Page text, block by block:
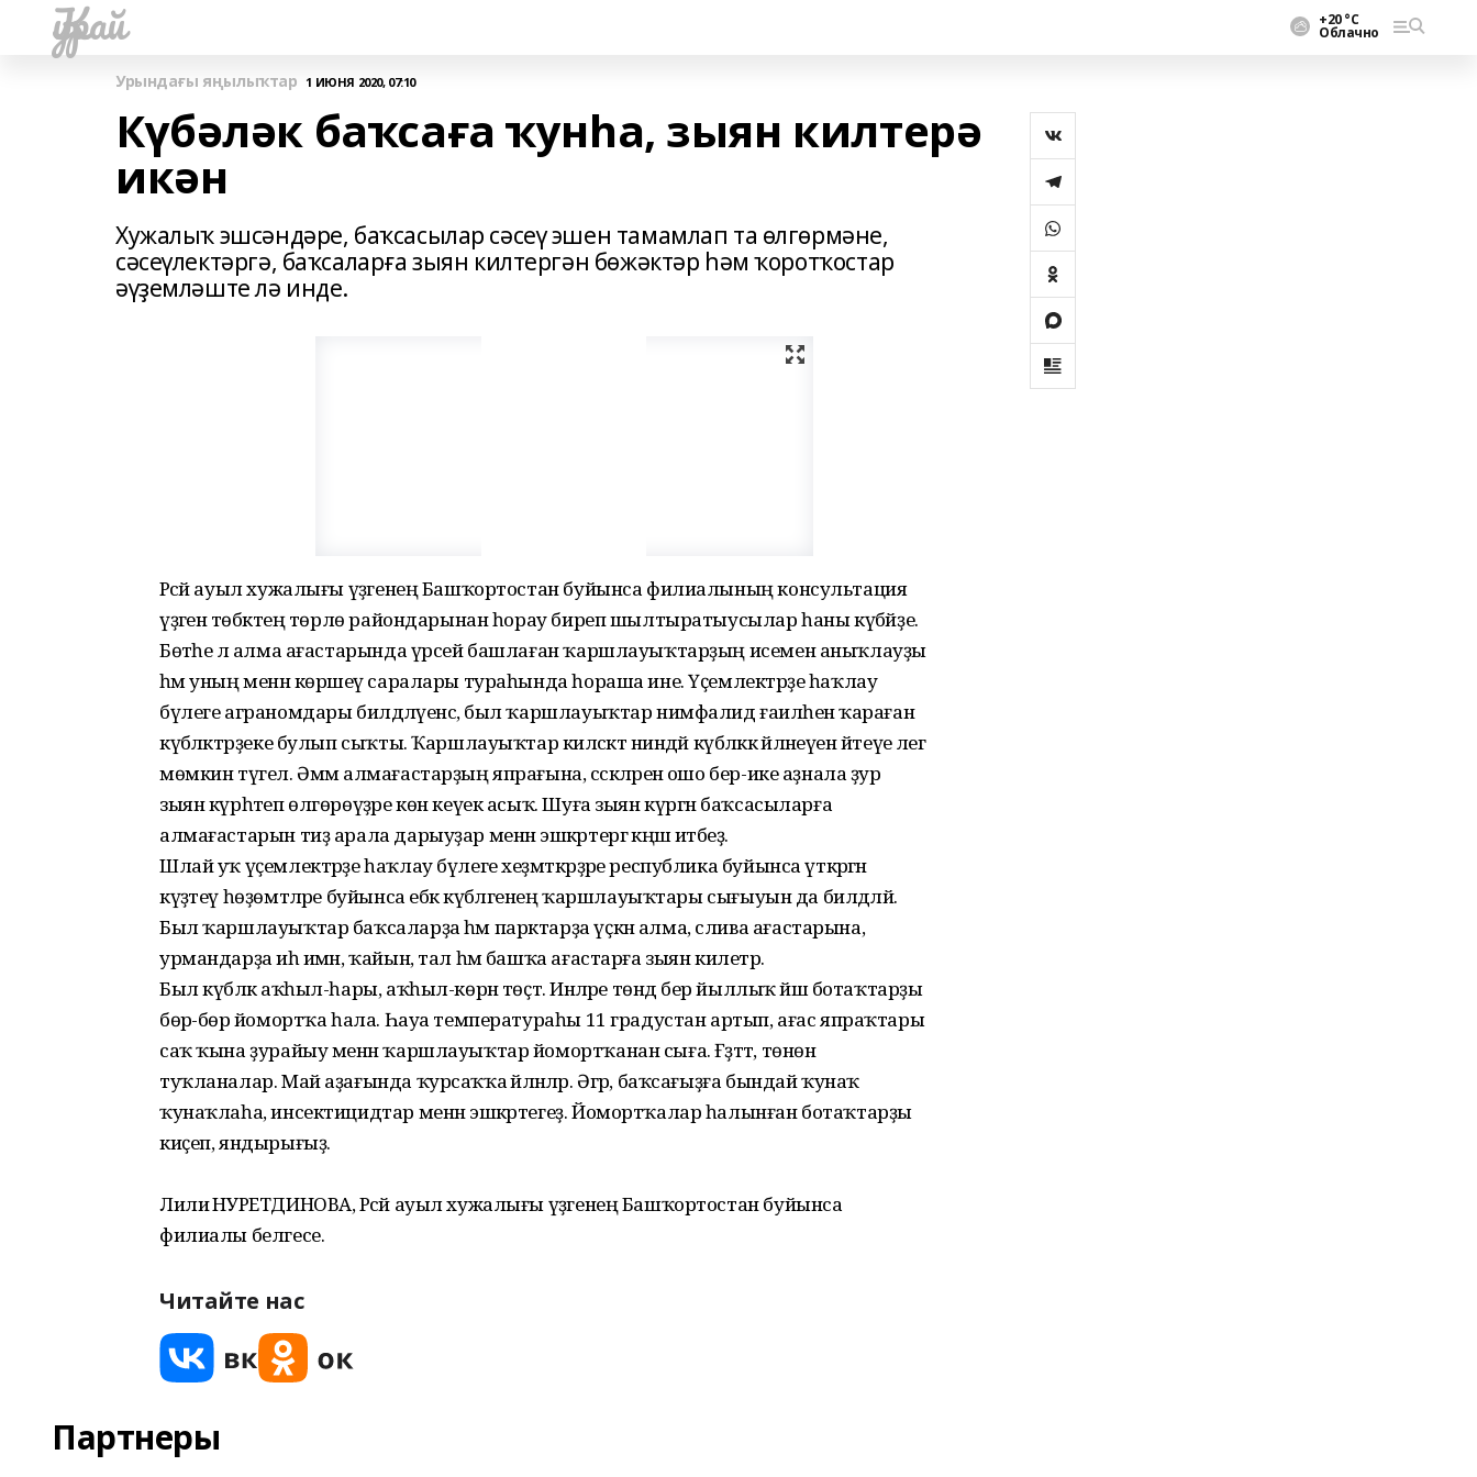
Ҡурай +20 °С
Облачно
Урындағы яңылыҡтар 1 ИЮНЯ 2020, 07:10
Күбәләк баҡсаға ҡунһа, зыян килтерә
икән
Хужалыҡ эшсәндәре, баҡсасылар сәсеү эшен тамамлап та өлгөрмәне,
сәсеүлектәргә, баҡсаларға зыян килтергән бөжәктәр һәм ҡоротҡостар
әүҙемләште лә инде.
Рәсәй ауыл хужалығы үҙәгенең Башҡортостан буйынса филиалының консультация
үҙәгенә төбәктең төрлө райондарынан һорау биреп шылтыратыусылар һаны күбәйҙе.
Бөтәһе лә алма ағастарында үрсей башлаған ҡаршлауыҡтарҙың исемен аныҡлауҙы
һәм уның менән көрәшеү саралары тураһында һораша ине. Үҫемлектәрҙе һаҡлау
бүлеге аграномдары билдәләүенсә, был ҡаршлауыҡтар нимфалид ғаиләһенә ҡараған
күбәләктәрҙеке булып сыҡты. Ҡаршлауыҡтар киләсәктә ниндәй күбәләккә әйләнеүен әйтеүе әлегә
мөмкин түгел. Әммә алмағастарҙың япрағына, сәскәләренә ошо бер-ике аҙнала ҙур
зыян күрһәтеп өлгөрөүҙәре көн кеүек асыҡ. Шуға зыян күргән баҡсасыларға
алмағастарын тиҙ арала дарыуҙар менән эшкәртергә кәңәш итәбеҙ.
Шлай уҡ үҫемлектәрҙе һаҡлау бүлеге хеҙмәткәрҙәре республика буйынса үткәргән
күҙәтеү һөҙөмтәләре буйынса ебәк күбәләгенең ҡаршлауыҡтары сығыуын да билдәләй.
Был ҡаршлауыҡтар баҡсаларҙа һәм парктарҙа үҫкән алма, слива ағастарына,
урмандарҙа иһә имән, ҡайын, тал һәм башҡа ағастарға зыян килетрә.
Был күбәләк аҡһыл-һары, аҡһыл-көрән төҫтә. Инәләре төндә бер йыллыҡ йәш ботаҡтарҙы
бөрә-бөрә йомортҡа һала. Һауа температураһы 11 градустан артып, ағас япраҡтары
саҡ ҡына ҙурайыу менән ҡаршлауыҡтар йомортҡанан сыға. Ғәҙәттә, төнөн
туҡланалар. Май аҙағында ҡурсаҡҡа әйләнәләр. Әгәр, баҡсағыҙға бындай ҡунаҡ
ҡунаҡлаһа, инсектицидтар менән эшкәртегеҙ. Йомортҡалар һалынған ботаҡтарҙы
киҫеп, яндырығыҙ.
Лилиә НУРЕТДИНОВА, Рәсәй ауыл хужалығы үҙәгенең Башҡортостан буйынса
филиалы белгесе.
Читайте нас
Партнеры